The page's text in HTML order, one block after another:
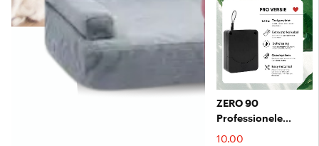
ZERO 90
Professionele
Deurdranger -
10.00